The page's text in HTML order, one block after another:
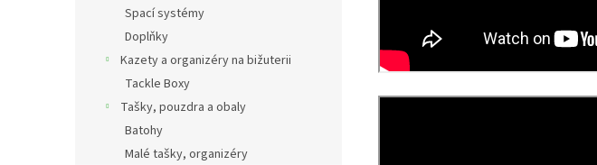
Spací systémy
Doplňky
Kazety a organizéry na bižuterii
Tackle Boxy
Tašky, pouzdra a obaly
Batohy
Malé tašky, organizéry